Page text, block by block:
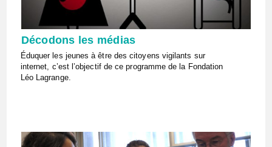
Décodons les médias
Éduquer les jeunes à être des citoyens vigilants sur
internet, c’est l’objectif de ce programme de la Fondation
Léo Lagrange.